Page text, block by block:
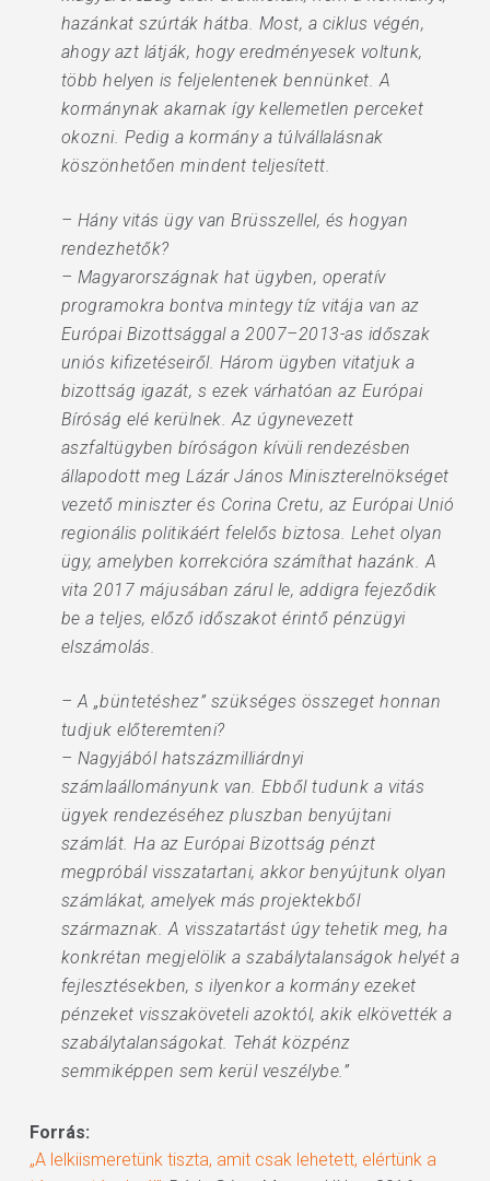
hazánkat szúrták hátba. Most, a ciklus végén,
ahogy azt látják, hogy eredményesek voltunk,
több helyen is feljelentenek bennünket. A
kormánynak akarnak így kellemetlen perceket
okozni. Pedig a kormány a túlvállalásnak
köszönhetően mindent teljesített.
– Hány vitás ügy van Brüsszellel, és hogyan
rendezhetők?
– Magyarországnak hat ügyben, operatív
programokra bontva mintegy tíz vitája van az
Európai Bizottsággal a 2007–2013-as időszak
uniós kifizetéseiről. Három ügyben vitatjuk a
bizottság igazát, s ezek várhatóan az Európai
Bíróság elé kerülnek. Az úgynevezett
aszfaltügyben bíróságon kívüli rendezésben
állapodott meg Lá­zár János Miniszterelnökséget
vezető miniszter és Corina Cretu, az Európai Unió
regionális politikáért felelős biztosa. Lehet olyan
ügy, amelyben korrekcióra számíthat hazánk. A
vita 2017 májusában zárul le, addigra fejeződik
be a teljes, előző időszakot érintő pénzügyi
elszámolás.
– A „büntetéshez” szükséges összeget honnan
tudjuk előteremteni?
– Nagyjából hatszázmilliárdnyi
számlaállományunk van. Ebből tudunk a vitás
ügyek rendezéséhez pluszban benyújtani
számlát. Ha az Európai Bizottság pénzt
megpróbál visszatartani, akkor benyújtunk olyan
számlákat, amelyek más projektekből
származnak. A visszatartást úgy tehetik meg, ha
konkrétan megjelölik a szabálytalanságok helyét a
fejlesztésekben, s ilyenkor a kormány ezeket
pénzeket visszaköveteli azoktól, akik elkövették a
szabálytalanságokat. Tehát közpénz
semmiképpen sem kerül veszélybe.”
Forrás:
„A lelkiismeretünk tiszta, amit csak lehetett, elértünk a